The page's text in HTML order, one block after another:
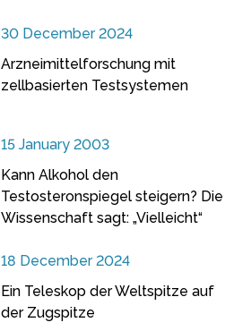
30 December 2024
Arzneimittelforschung mit
zellbasierten Testsystemen
15 January 2003
Kann Alkohol den
Testosteronspiegel steigern? Die
Wissenschaft sagt: „Vielleicht“
18 December 2024
Ein Teleskop der Weltspitze auf
der Zugspitze